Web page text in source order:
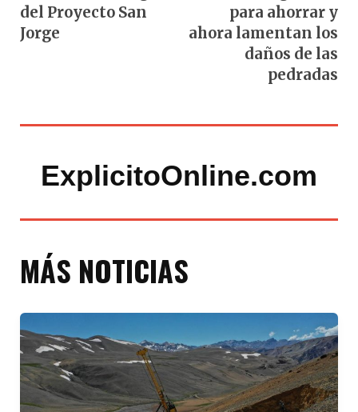
del Proyecto San
Jorge
para ahorrar y
ahora lamentan los
daños de las
pedradas
ExplicitoOnline.com
MÁS NOTICIAS